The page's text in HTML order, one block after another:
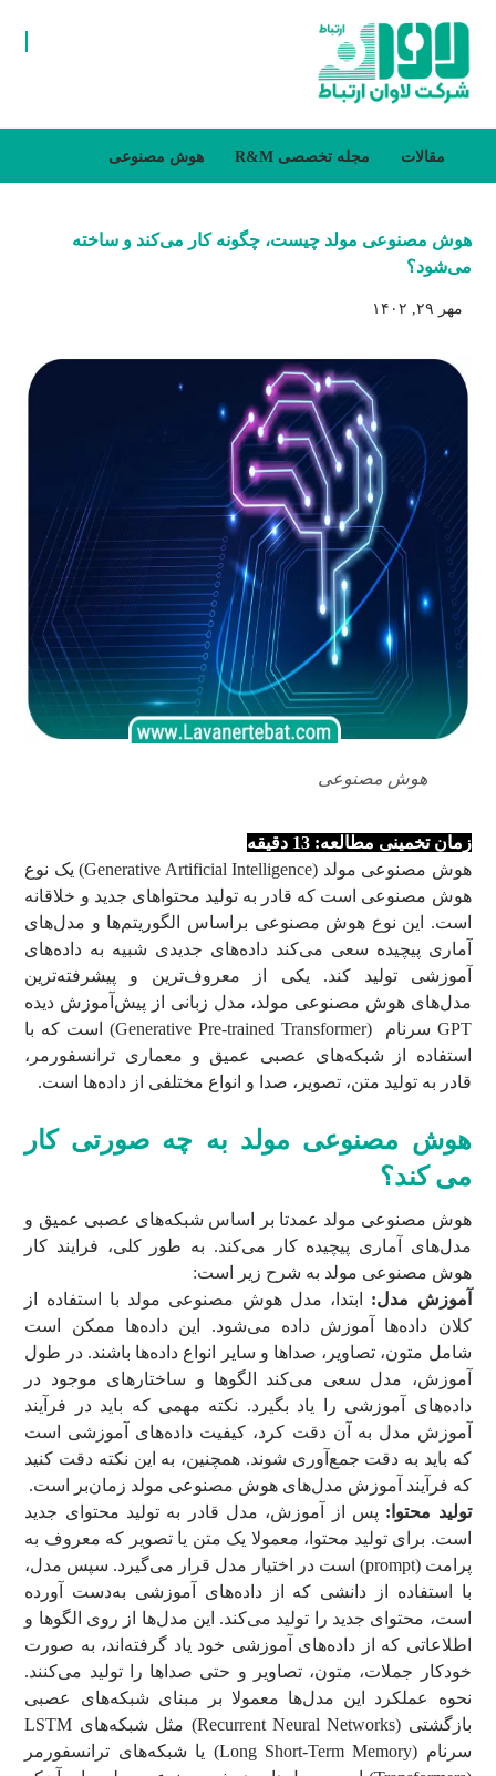
مقالات مجله تخصصی R&M هوش مصنوعی
هوش مصنوعی مولد چیست، چگونه کار می‌کند و ساخته
می‌شود؟
مهر ۲۹, ۱۴۰۲
هوش مصنوعی
زمان تخمینی مطالعه: 13 دقیقه
هوش مصنوعی مولد (Generative Artificial Intelligence) یک نوع
هوش مصنوعی است که قادر به تولید محتواهای جدید و خلاقانه
است. این نوع هوش مصنوعی براساس الگوریتم‌ها و مدل‌های
آماری پیچیده سعی می‌کند داده‌های جدیدی شبیه به داده‌های
آموزشی تولید کند. یکی از معروف‌ترین و پیشرفته‌ترین
مدل‌های هوش مصنوعی مولد، مدل زبانی از پیش‌آموزش دیده
GPT سرنام (Generative Pre-trained Transformer) است که با
استفاده از شبکه‌های عصبی عمیق و معماری ترانسفورمر،
قادر به تولید متن، تصویر، صدا و انواع مختلفی از داده‌ها است.
هوش مصنوعی مولد به چه صورتی کار
می کند؟
هوش مصنوعی مولد عمدتا بر اساس شبکه‌های عصبی عمیق و
مدل‌های آماری پیچیده کار می‌کند. به طور کلی، فرایند کار
هوش مصنوعی مولد به شرح زیر است:
آموزش مدل: ابتدا، مدل هوش مصنوعی مولد با استفاده از
کلان داده‌ها آموزش داده می‌شود. این داده‌ها ممکن است
شامل متون، تصاویر، صداها و سایر انواع داده‌ها باشند. در طول
آموزش، مدل سعی می‌کند الگوها و ساختارهای موجود در
داده‌های آموزشی را یاد بگیرد. نکته مهمی که باید در فرآیند
آموزش مدل به آن دقت کرد، کیفیت داده‌های آموزشی است
که باید به دقت جمع‌آوری شوند. همچنین، به این نکته دقت کنید
که فرآیند آموزش مدل‌های هوش مصنوعی مولد زمان‌بر است.
تولید محتوا: پس از آموزش، مدل قادر به تولید محتوای جدید
است. برای تولید محتوا، معمولا یک متن یا تصویر که معروف به
پرامت (prompt) است در اختیار مدل قرار می‌گیرد. سپس مدل،
با استفاده از دانشی که از داده‌های آموزشی به‌دست آورده
است، محتوای جدید را تولید می‌کند. این مدل‌ها از روی الگوها و
اطلاعاتی که از داده‌های آموزشی خود یاد گرفته‌اند، به صورت
خودکار جملات، متون، تصاویر و حتی صداها را تولید می‌کنند.
نحوه عملکرد این مدل‌ها معمولا بر مبنای شبکه‌های عصبی
بازگشتی (Recurrent Neural Networks) مثل شبکه‌های LSTM
سرنام (Long Short-Term Memory) یا شبکه‌های ترانسفورمر